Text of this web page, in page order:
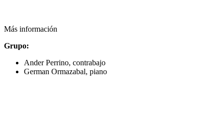
Más información
Grupo:
Ander Perrino, contrabajo
German Ormazabal, piano